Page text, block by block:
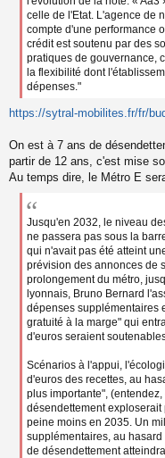
celle de l'Etat. L'agence de
compte d'une performance
crédit est soutenu par des
pratiques de gouvernance,
la flexibilité dont
dépenses."
https://sytral-mobilites.fr/fr/
On est à 7 ans de
partir de 12 ans, c'est mise
Au temps dire, le Métro E
Jusqu'en 2032, le niveau
ne passera pas sous la
qui n'avait pas été atteint
prévision des annonces de
prolongement du métro,
lyonnais, Bruno Bernard
dépenses supplémentaires
gratuité à la marge" qui
d'euros seraient
Scénarios à l'appui,
d'euros des recettes, au
plus importante",
désendettement
peine moins en 2035. Un
supplémentaires, au
de désendettement